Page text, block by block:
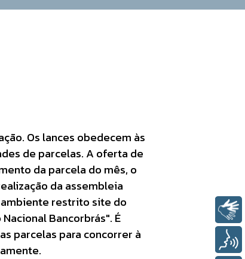
Os lances obedecem às
de parcelas. A oferta de
da parcela do mês, o
da assembleia
restrito site do
Bancorbrás". É
parcelas para concorrer à